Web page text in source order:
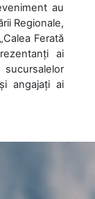
au
Regionale,
Ferată
ai
angajați ai